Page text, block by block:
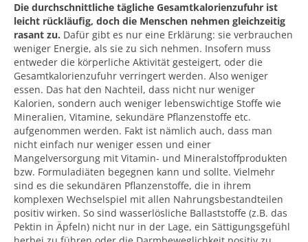
Die durchschnittliche tägliche Gesamtkalorienzufuhr ist
leicht rückläufig, doch die Menschen nehmen gleichzeitig
rasant zu. Dafür gibt es nur eine Erklärung: sie verbrauchen
weniger Energie, als sie zu sich nehmen. Insofern muss
entweder die körperliche Aktivität gesteigert, oder die
Gesamtkalorienzufuhr verringert werden. Also weniger
essen. Das hat den Nachteil, dass nicht nur weniger
Kalorien, sondern auch weniger lebenswichtige Stoffe wie
Mineralien, Vitamine, sekundäre Pflanzenstoffe etc.
aufgenommen werden. Fakt ist nämlich auch, dass man
nicht einfach nur weniger essen und einer
Mangelversorgung mit Vitamin- und Mineralstoffprodukten
bzw. Formuladiäten begegnen kann und sollte. Vielmehr
sind es die sekundären Pflanzenstoffe, die in ihrem
komplexen Wechselspiel mit allen Nahrungsbestandteilen
positiv wirken. So sind wasserlösliche Ballaststoffe (z.B. das
Pektin in Äpfeln) nicht nur in der Lage, ein Sättigungsgefühl